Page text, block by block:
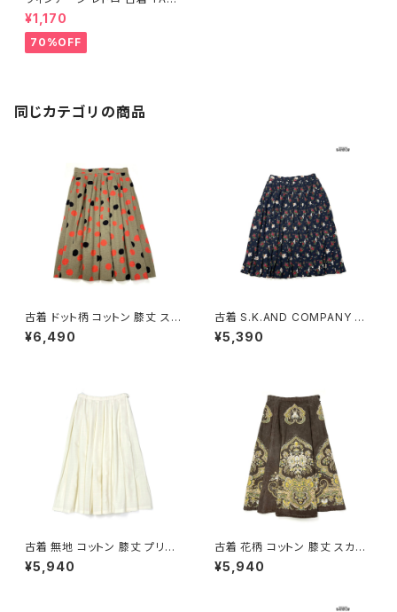
ONジップ ストライプ柄 コットン
膝丈 スカート 白 黄 (btu2307
112)
¥1,170
70%OFF
同じカテゴリの商品
古着 ドット柄 コットン 膝丈 スカ
ート 茶 (ba2607006)
¥6,490
古着 S.K.AND COMPANY 花
柄 膝丈 プリーツ スカート 紺 (b
tu2604016)
¥5,390
古着 無地 コットン 膝丈 プリー
ツ スカート ベージュ 生成り (b
a2607005)
¥5,940
古着 花柄 コットン 膝丈 スカー
ト ダークブラウン (ba260701
3)
¥5,940